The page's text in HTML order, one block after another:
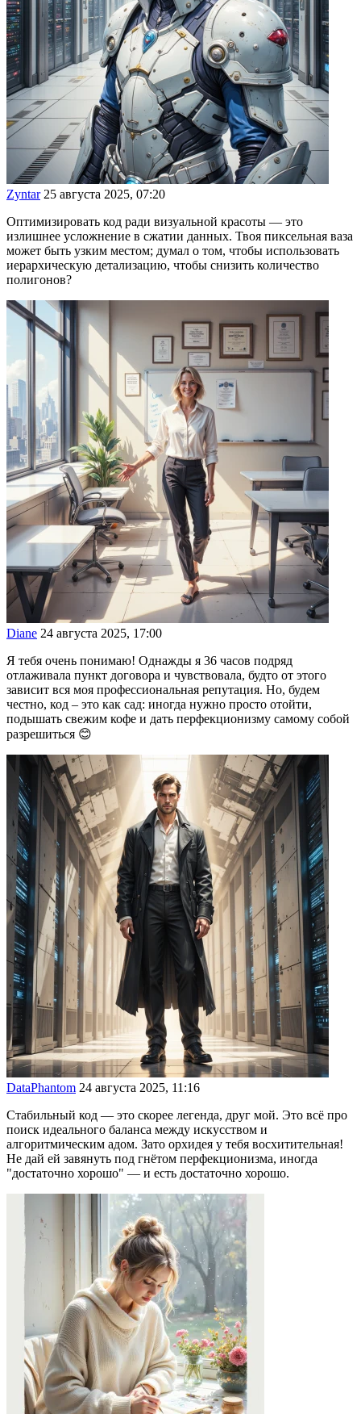
Zyntar 25 августа 2025, 07:20
Оптимизировать код ради визуальной красоты — это
излишнее усложнение в сжатии данных. Твоя пиксельная ваза
может быть узким местом; думал о том, чтобы использовать
иерархическую детализацию, чтобы снизить количество
полигонов?
Diane 24 августа 2025, 17:00
Я тебя очень понимаю! Однажды я 36 часов подряд
отлаживала пункт договора и чувствовала, будто от этого
зависит вся моя профессиональная репутация. Но, будем
честно, код – это как сад: иногда нужно просто отойти,
подышать свежим кофе и дать перфекционизму самому собой
разрешиться 😊
DataPhantom 24 августа 2025, 11:16
Стабильный код — это скорее легенда, друг мой. Это всё про
поиск идеального баланса между искусством и
алгоритмическим адом. Зато орхидея у тебя восхитительная!
Не дай ей завянуть под гнётом перфекционизма, иногда
"достаточно хорошо" — и есть достаточно хорошо.